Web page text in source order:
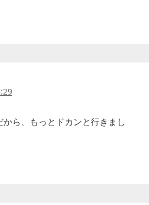
ら、もっとドカンと行きまし